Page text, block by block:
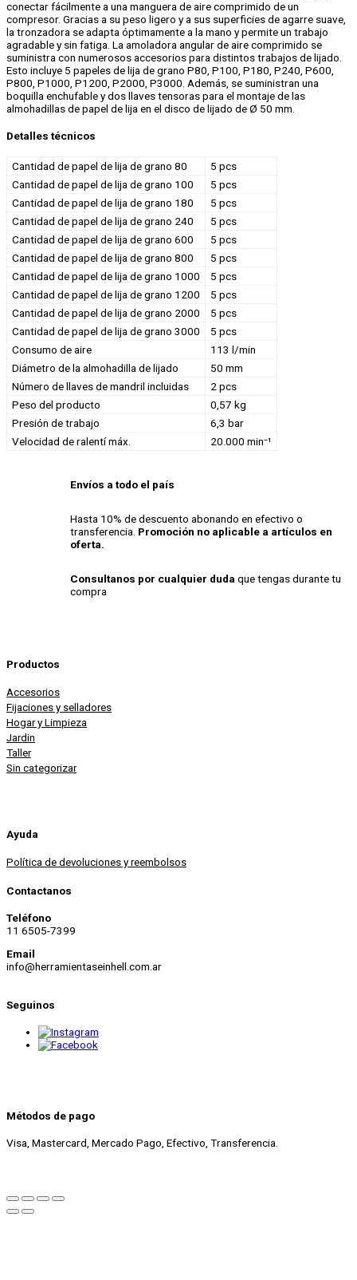
conectar fácilmente a una manguera de aire comprimido de un
compresor. Gracias a su peso ligero y a sus superficies de agarre suave,
la tronzadora se adapta óptimamente a la mano y permite un trabajo
agradable y sin fatiga. La amoladora angular de aire comprimido se
suministra con numerosos accesorios para distintos trabajos de lijado.
Esto incluye 5 papeles de lija de grano P80, P100, P180, P240, P600,
P800, P1000, P1200, P2000, P3000. Además, se suministran una
boquilla enchufable y dos llaves tensoras para el montaje de las
almohadillas de papel de lija en el disco de lijado de Ø 50 mm.
Detalles técnicos
Cantidad de papel de lija de grano 80
5 pcs
Cantidad de papel de lija de grano 100
5 pcs
Cantidad de papel de lija de grano 180
5 pcs
Cantidad de papel de lija de grano 240
5 pcs
Cantidad de papel de lija de grano 600
5 pcs
Cantidad de papel de lija de grano 800
5 pcs
Cantidad de papel de lija de grano 1000
5 pcs
Cantidad de papel de lija de grano 1200
5 pcs
Cantidad de papel de lija de grano 2000
5 pcs
Cantidad de papel de lija de grano 3000
5 pcs
Consumo de aire
113 l/min
Diámetro de la almohadilla de lijado
50 mm
Número de llaves de mandril incluidas
2 pcs
Peso del producto
0,57 kg
Presión de trabajo
6,3 bar
Velocidad de ralentí máx.
20.000 min⁻¹
Envíos a todo el país
Hasta 10% de descuento abonando en efectivo o
transferencia. Promoción no aplicable a artículos en
oferta.
Consultanos por cualquier duda que tengas durante tu
compra
Productos
Accesorios
Fijaciones y selladores
Hogar y Limpieza
Jardin
Taller
Sin categorizar
Ayuda
Política de devoluciones y reembolsos
Contactanos
Teléfono
11 6505-7399
Email
info@herramientaseinhell.com.ar
Seguinos
Métodos de pago
Visa, Mastercard, Mercado Pago, Efectivo, Transferencia.